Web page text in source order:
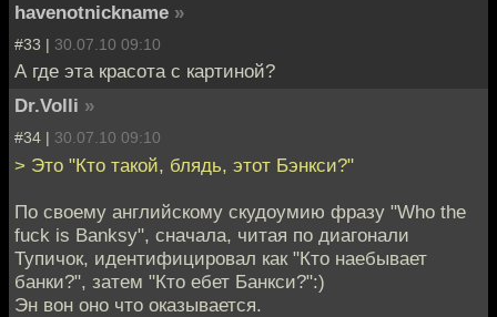
havenotnickname »
#33 | 30.07.10 09:10
А где эта красота с картиной?
Dr.Volli »
#34 | 30.07.10 09:10
> Это "Кто такой, блядь, этот Бэнкси?"
По своему английскому скудоумию фразу "Who the
fuck is Banksy", сначала, читая по диагонали
Тупичок, идентифицировал как "Кто наебывает
банки?", затем "Кто ебет Банкси?":)
Эн вон оно что оказывается.